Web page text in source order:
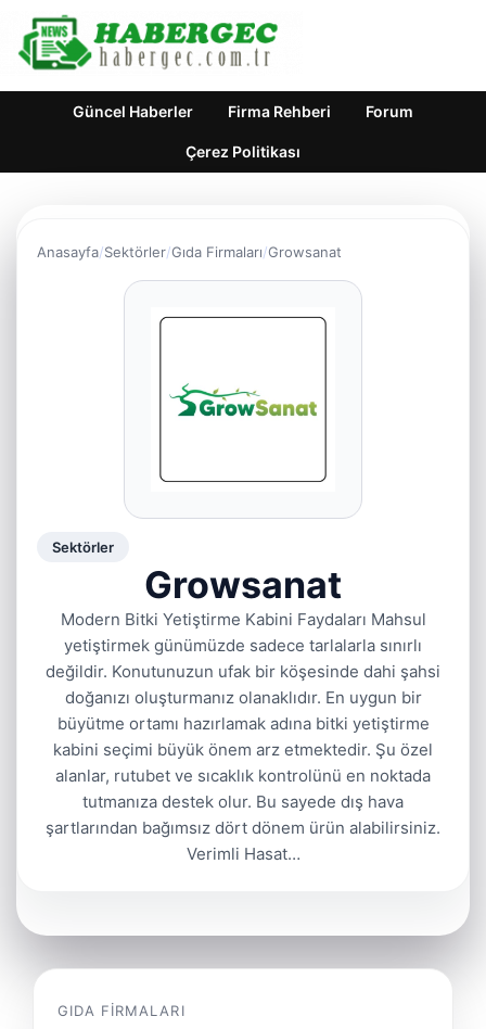
Güncel Haberler Firma Rehberi Forum
Çerez Politikası
Anasayfa Sektörler Gıda Firmaları Growsanat
Sektörler
Growsanat
Modern Bitki Yetiştirme Kabini Faydaları Mahsul
yetiştirmek günümüzde sadece tarlalarla sınırlı
değildir. Konutunuzun ufak bir köşesinde dahi şahsi
doğanızı oluşturmanız olanaklıdır. En uygun bir
büyütme ortamı hazırlamak adına bitki yetiştirme
kabini seçimi büyük önem arz etmektedir. Şu özel
alanlar, rutubet ve sıcaklık kontrolünü en noktada
tutmanıza destek olur. Bu sayede dış hava
şartlarından bağımsız dört dönem ürün alabilirsiniz.
Verimli Hasat…
GIDA FIRMALARI